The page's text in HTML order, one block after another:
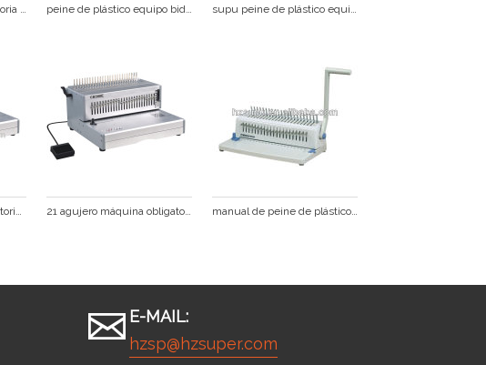
manual máquina obligatoria del peine peine de plástico equipo bidning supu peine de plástico equipo de la carpeta
perfecta máquina obligatoria del peine pricecb300e baratos 21 agujero máquina obligatoria del peine cb300e manual de peine de plástico vinculante máquina
E-MAIL:
hzsp@hzsuper.com